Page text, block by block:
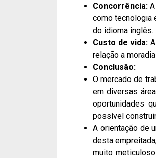
Concorrência:
como tecnologia
do idioma inglês.
Custo de vida:
relação a
Conclusão:
O mercado de
em diversas
oportunidades
possível
A orientação de
desta
muito